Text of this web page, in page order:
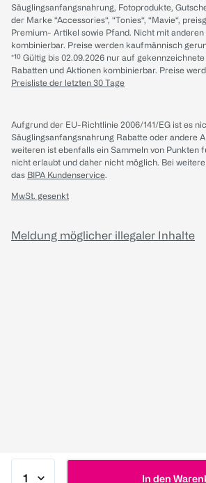
In den
Säuglingsanfangsnahrung, Fotoprodukte,
der Marke “Accessories“, “Tonies“, “Mavie“,
Premium- Artikel sowie Pfand. Nicht mit
kombinierbar. Preise werden kaufmännisch
*¹⁰ Gültig bis 02.09.2026 nur auf
Rabatten und Aktionen kombinierbar. Preise
Preisliste der letzten 30 Tage
Aufgrund der EU-Richtlinie 2006/141/EG ist es
Säuglingsanfangsnahrung Rabatte oder andere
weiteren ist ebenfalls ein Sammeln von Punkten
nicht erlaubt und daher nicht möglich. Bei
das BIPA Kundenservice.
MwSt. gesenkt
Meldung möglicher illegaler Inhalte